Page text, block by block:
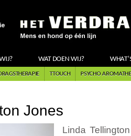
WAT DOEN WIJ?
TTOUCH PSYCHO
Jones
Linda